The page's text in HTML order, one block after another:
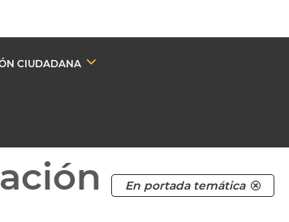
CIUDADANA
En portada temática